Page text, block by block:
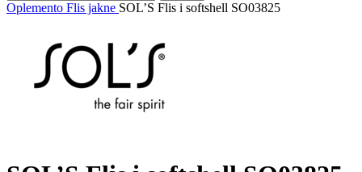
Oplemento Flis jakne SOL’S Flis i softshell SO03825